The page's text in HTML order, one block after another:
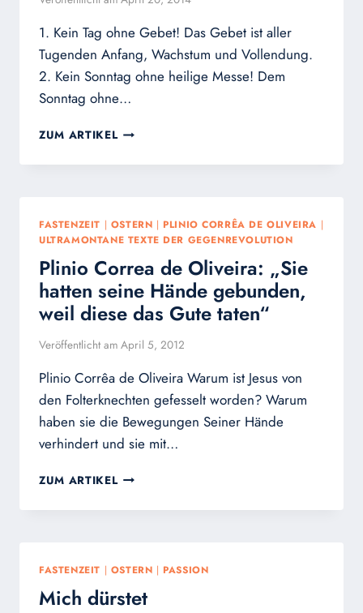
1. Kein Tag ohne Gebet! Das Gebet ist aller
Tugenden Anfang, Wachstum und Vollendung.
2. Kein Sonntag ohne heilige Messe! Dem
Sonntag ohne…
ZUM ARTIKEL OSTERNVORSÄTZE
FASTENZEIT | OSTERN | PLINIO CORRÊA DE OLIVEIRA |
ULTRAMONTANE TEXTE DER GEGENREVOLUTION
Plinio Correa de Oliveira: „Sie
hatten seine Hände gebunden,
weil diese das Gute taten“
Veröffentlicht am April 5, 2012
Plinio Corrêa de Oliveira Warum ist Jesus von
den Folterknechten gefesselt worden? Warum
haben sie die Bewegungen Seiner Hände
verhindert und sie mit…
ZUM ARTIKEL PLINIO
DE
SEINE
HÄNDE
FASTENZEIT | OSTERN | PASSION
Mich dürstet